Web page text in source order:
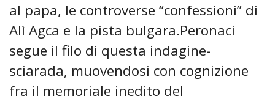
al papa, le controverse “confessioni” di
Alì Agca e la pista bulgara.Peronaci
segue il filo di questa indagine-
sciarada, muovendosi con cognizione
fra il memoriale inedito del